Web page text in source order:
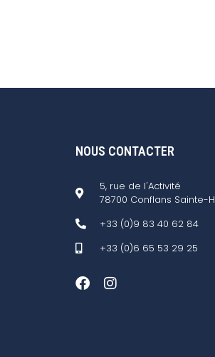
NOUS CONTACTER
5, rue de l'Activité
78700 Conflans Sainte-
+33 (0)9 83 40 62 84
+33 (0)6 65 53 29 25